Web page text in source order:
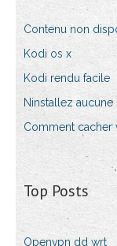
Contenu non
Kodi os x
Kodi rendu facile
Ninstallez
Comment cacher
Top Posts
Openvpn dd wrt